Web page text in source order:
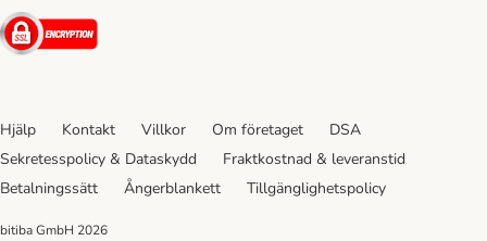
Security
Hjälp Kontakt Villkor Om företaget
DSA
Sekretesspolicy & Dataskydd
Fraktkostnad & leveranstid
Betalningssätt
Ångerblankett Tillgänglighetspolicy
bitiba GmbH 2026